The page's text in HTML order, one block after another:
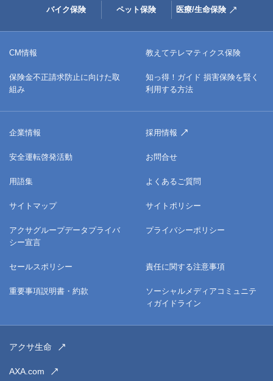
バイク保険 ペット保険 医療/生命保険
CM情報 教えてテレマティクス保険
保険金不正請求防止に向けた取
組み
知っ得！ガイド 損害保険を賢く
利用する方法
企業情報 採用情報
安全運転啓発活動 お問合せ
用語集 よくあるご質問
サイトマップ サイトポリシー
アクサグループデータプライバ
シー宣言
プライバシーポリシー
セールスポリシー 責任に関する注意事項
重要事項説明書・約款
ソーシャルメディアコミュニテ
ィガイドライン
アクサ生命
AXA.com